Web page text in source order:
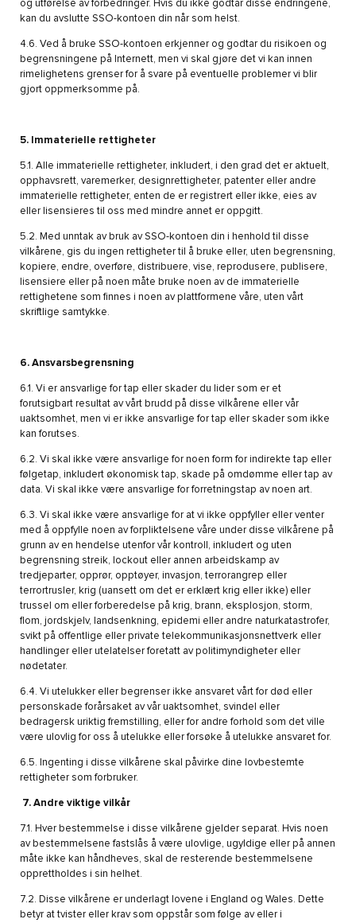
og utførelse av forbedringer. Hvis du ikke godtar disse endringene,
kan du avslutte SSO-kontoen din når som helst.
4.6. Ved å bruke SSO-kontoen erkjenner og godtar du risikoen og
begrensningene på Internett, men vi skal gjøre det vi kan innen
rimelighetens grenser for å svare på eventuelle problemer vi blir
gjort oppmerksomme på.
5. Immaterielle rettigheter
5.1. Alle immaterielle rettigheter, inkludert, i den grad det er aktuelt,
opphavsrett, varemerker, designrettigheter, patenter eller andre
immaterielle rettigheter, enten de er registrert eller ikke, eies av
eller lisensieres til oss med mindre annet er oppgitt.
5.2. Med unntak av bruk av SSO-kontoen din i henhold til disse
vilkårene, gis du ingen rettigheter til å bruke eller, uten begrensning,
kopiere, endre, overføre, distribuere, vise, reprodusere, publisere,
lisensiere eller på noen måte bruke noen av de immaterielle
rettighetene som finnes i noen av plattformene våre, uten vårt
skriftlige samtykke.
6. Ansvarsbegrensning
6.1. Vi er ansvarlige for tap eller skader du lider som er et
forutsigbart resultat av vårt brudd på disse vilkårene eller vår
uaktsomhet, men vi er ikke ansvarlige for tap eller skader som ikke
kan forutses.
6.2. Vi skal ikke være ansvarlige for noen form for indirekte tap eller
følgetap, inkludert økonomisk tap, skade på omdømme eller tap av
data. Vi skal ikke være ansvarlige for forretningstap av noen art.
6.3. Vi skal ikke være ansvarlige for at vi ikke oppfyller eller venter
med å oppfylle noen av forpliktelsene våre under disse vilkårene på
grunn av en hendelse utenfor vår kontroll, inkludert og uten
begrensning streik, lockout eller annen arbeidskamp av
tredjeparter, opprør, opptøyer, invasjon, terrorangrep eller
terrortrusler, krig (uansett om det er erklært krig eller ikke) eller
trussel om eller forberedelse på krig, brann, eksplosjon, storm,
flom, jordskjelv, landsenkning, epidemi eller andre naturkatastrofer,
svikt på offentlige eller private telekommunikasjonsnettverk eller
handlinger eller utelatelser foretatt av politimyndigheter eller
nødetater.
6.4. Vi utelukker eller begrenser ikke ansvaret vårt for død eller
personskade forårsaket av vår uaktsomhet, svindel eller
bedragersk uriktig fremstilling, eller for andre forhold som det ville
være ulovlig for oss å utelukke eller forsøke å utelukke ansvaret for.
6.5. Ingenting i disse vilkårene skal påvirke dine lovbestemte
rettigheter som forbruker.
7. Andre viktige vilkår
7.1. Hver bestemmelse i disse vilkårene gjelder separat. Hvis noen
av bestemmelsene fastslås å være ulovlige, ugyldige eller på annen
måte ikke kan håndheves, skal de resterende bestemmelsene
opprettholdes i sin helhet.
7.2. Disse vilkårene er underlagt lovene i England og Wales. Dette
betyr at tvister eller krav som oppstår som følge av eller i